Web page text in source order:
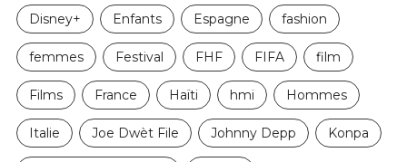
Disney+ Enfants Espagne fashion
femmes Festival FHF FIFA film
Films France Haïti hmi Hommes
Italie Joe Dwèt File Johnny Depp Konpa